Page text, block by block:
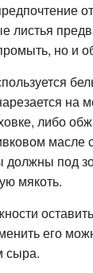
листья
но и
на
либо
масле
должны под
мякоть.
его
сыра.